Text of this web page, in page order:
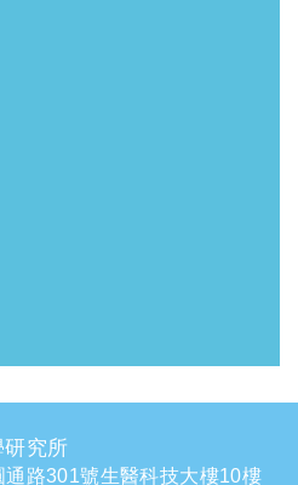
究所
路301號生醫科技大樓10樓